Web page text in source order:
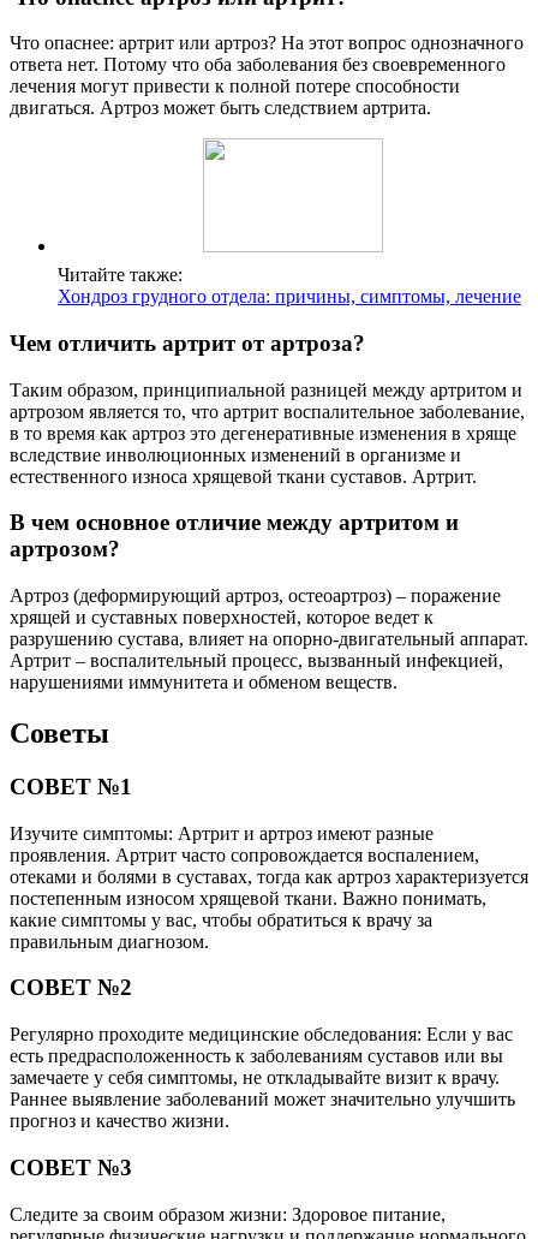
Что опаснее: артрит или артроз? На этот вопрос однозначного
ответа нет. Потому что оба заболевания без своевременного
лечения могут привести к полной потере способности
двигаться. Артроз может быть следствием артрита.
Читайте также:
Хондроз грудного отдела: причины, симптомы, лечение
Чем отличить артрит от артроза?
Таким образом, принципиальной разницей между артритом и
артрозом является то, что артрит воспалительное заболевание,
в то время как артроз это дегенеративные изменения в хряще
вследствие инволюционных изменений в организме и
естественного износа хрящевой ткани суставов. Артрит.
В чем основное отличие между артритом и
артрозом?
Артроз (деформирующий артроз, остеоартроз) – поражение
хрящей и суставных поверхностей, которое ведет к
разрушению сустава, влияет на опорно-двигательный аппарат.
Артрит – воспалительный процесс, вызванный инфекцией,
нарушениями иммунитета и обменом веществ.
Советы
СОВЕТ №1
Изучите симптомы: Артрит и артроз имеют разные
проявления. Артрит часто сопровождается воспалением,
отеками и болями в суставах, тогда как артроз характеризуется
постепенным износом хрящевой ткани. Важно понимать,
какие симптомы у вас, чтобы обратиться к врачу за
правильным диагнозом.
СОВЕТ №2
Регулярно проходите медицинские обследования: Если у вас
есть предрасположенность к заболеваниям суставов или вы
замечаете у себя симптомы, не откладывайте визит к врачу.
Раннее выявление заболеваний может значительно улучшить
прогноз и качество жизни.
СОВЕТ №3
Следите за своим образом жизни: Здоровое питание,